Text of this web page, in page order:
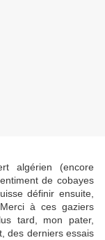
algérien (encore
de cobayes
définir ensuite,
à ces gaziers
tard, mon pater,
des derniers essais